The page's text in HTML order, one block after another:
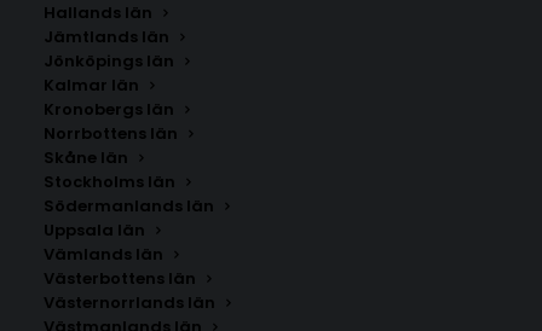
Hallands län
Jämtlands län
Jönköpings län
Kalmar län
Kronobergs län
Norrbottens län
Skåne län
Stockholms län
Södermanlands län
Uppsala län
Vämlands län
Västerbottens län
Västernorrlands län
Vislanda